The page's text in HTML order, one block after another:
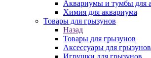
Аквариумы и тумбы для
Химия для аквариума
Товары для грызунов
Назад
Товары для грызунов
Аксессуары для грызунов
Игрушки для грызунов